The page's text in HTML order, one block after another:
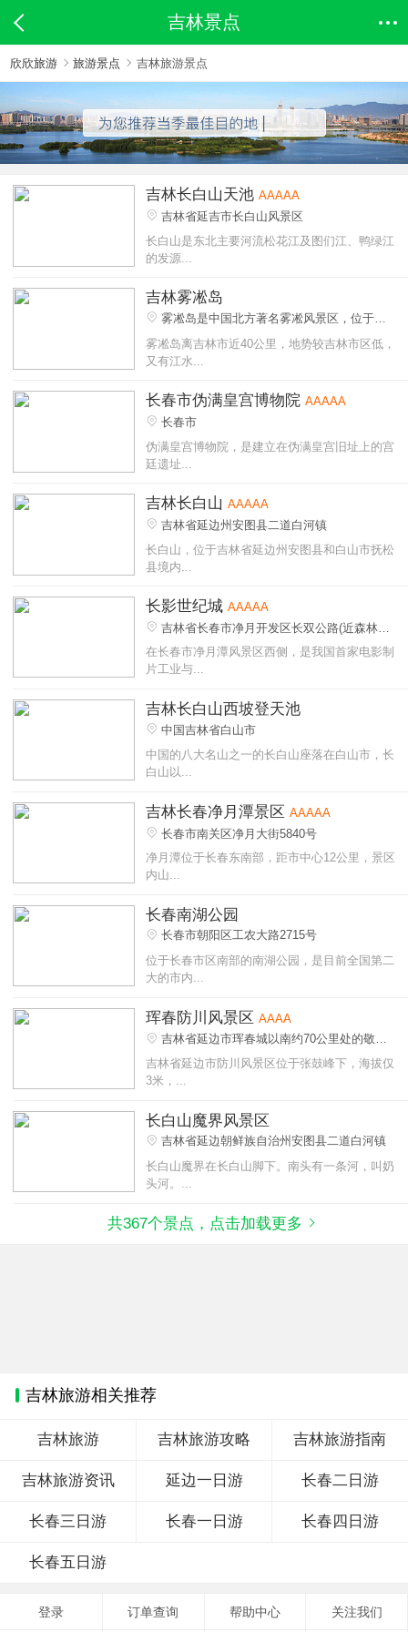
吉林景点
欣欣旅游 旅游景点 吉林旅游景点
吉林长白山天池 AAAAA
吉林省延吉市长白山风景区
长白山是东北主要河流松花江及图们江、鸭绿江
的发源...
吉林雾凇岛
雾凇岛是中国北方著名雾凇风景区，位于吉
林市北35公里的乌拉街镇韩屯村南一公里，松花
江上一个自然形成的江心小岛
雾凇岛离吉林市近40公里，地势较吉林市区低，
又有江水...
长春市伪满皇宫博物院 AAAAA
长春市
伪满皇宫博物院，是建立在伪满皇宫旧址上的宫
廷遗址...
吉林长白山 AAAAA
吉林省延边州安图县二道白河镇
长白山，位于吉林省延边州安图县和白山市抚松
县境内...
长影世纪城 AAAAA
吉林省长春市净月开发区长双公路(近森林公
园)
在长春市净月潭风景区西侧，是我国首家电影制
片工业与...
吉林长白山西坡登天池
中国吉林省白山市
中国的八大名山之一的长白山座落在白山市，长
白山以...
吉林长春净月潭景区 AAAAA
长春市南关区净月大街5840号
净月潭位于长春东南部，距市中心12公里，景区
内山...
长春南湖公园
长春市朝阳区工农大路2715号
位于长春市区南部的南湖公园，是目前全国第二
大的市内...
珲春防川风景区 AAAA
吉林省延边市珲春城以南约70公里处的敬信
镇防川村
吉林省延边市防川风景区位于张鼓峰下，海拔仅
3米，...
长白山魔界风景区
吉林省延边朝鲜族自治州安图县二道白河镇
长白山魔界在长白山脚下。南头有一条河，叫奶
头河。...
共367个景点，点击加载更多
吉林旅游相关推荐
吉林旅游 吉林旅游攻略 吉林旅游指南
吉林旅游资讯 延边一日游 长春二日游
长春三日游 长春一日游 长春四日游
长春五日游
登录 订单查询 帮助中心 关注我们